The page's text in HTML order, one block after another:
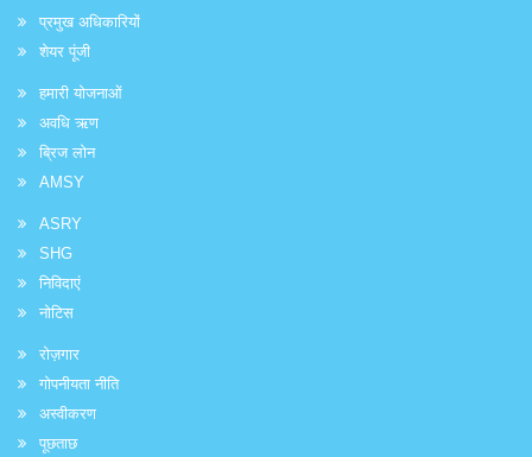
प्रमुख अधिकारियों
शेयर पूंजी
हमारी योजनाओं
अवधि ऋण
ब्रिज लोन
AMSY
ASRY
SHG
निविदाएं
नोटिस
रोज़गार
गोपनीयता नीति
अस्वीकरण
पूछताछ